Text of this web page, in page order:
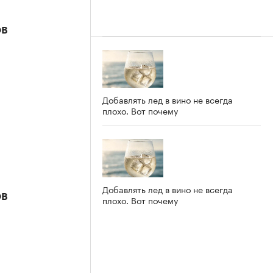
Добавлять лед в вино не всегда
плохо. Вот почему
Добавлять лед в вино не всегда
плохо. Вот почему